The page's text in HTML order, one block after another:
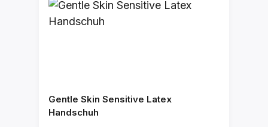
Gentle Skin Sensitive Latex
Handschuh